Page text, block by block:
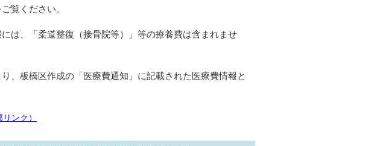
覧ください。
は、「柔道整復（接骨院等）」等の療養費は含まれませ
、板橋区作成の「医療費通知」に記載された医療費情報と
リンク）